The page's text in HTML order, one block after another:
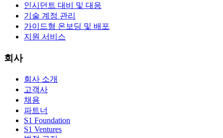
인시던트 대비 및 대응
기술 계정 관리
가이드형 온보딩 및 배포
지원 서비스
회사
회사 소개
고객사
채용
파트너
S1 Foundation
S1 Ventures